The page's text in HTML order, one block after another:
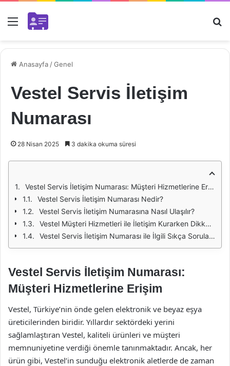
Menü
Anasayfa /Genel
Vestel Servis İletişim
Numarası
28 Nisan 2025 3 dakika okuma süresi
Vestel Servis İletişim Numarası: Müşteri Hizmetlerine Erişim
Vestel Servis İletişim Numarası Nedir?
Vestel Servis İletişim Numarasına Nasıl Ulaşılır?
Vestel Müşteri Hizmetleri ile İletişim Kurarken Dikkat Edilmesi Gerekenler
Vestel Servis İletişim Numarası ile İlgili Sıkça Sorulan Sorular
Vestel Servis İletişim Numarası:
Müşteri Hizmetlerine Erişim
Vestel, Türkiye’nin önde gelen elektronik ve beyaz eşya
üreticilerinden biridir. Yıllardır sektördeki yerini
sağlamlaştıran Vestel, kaliteli ürünleri ve müşteri
memnuniyetine verdiği önemle tanınmaktadır. Ancak, her
ürün gibi, Vestel’in sunduğu elektronik aletlerde de zaman